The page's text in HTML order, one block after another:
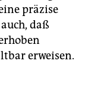
präzise
daß
erweisen.